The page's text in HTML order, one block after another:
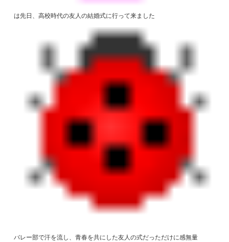
は先日、高校時代の友人の結婚式に行って来ました
バレー部で汗を流し、青春を共にした友人の式だっただけに感無量